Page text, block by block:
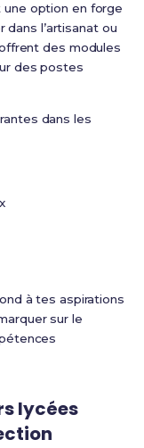
option en forge
l’artisanat ou
des modules
des postes
dans les
à tes aspirations
sur le
lycées